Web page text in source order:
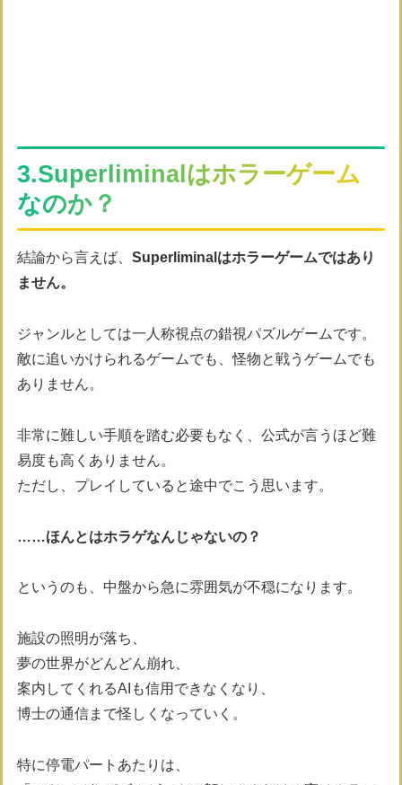
3.Superliminalはホラーゲーム
なのか？
結論から言えば、 Superliminalはホラーゲームではあり
ません。
ジャンルとしては一人称視点の錯視パズルゲームです。
敵に追いかけられるゲームでも、怪物と戦うゲームでも
ありません。
非常に難しい手順を踏む必要もなく、公式が言うほど難
易度も高くありません。
ただし、プレイしていると途中でこう思います。
……ほんとはホラゲなんじゃないの？
というのも、中盤から急に雰囲気が不穏になります。
施設の照明が落ち、
夢の世界がどんどん崩れ、
案内してくれるAIも信用できなくなり、
博士の通信まで怪しくなっていく。
特に停電パートあたりは、